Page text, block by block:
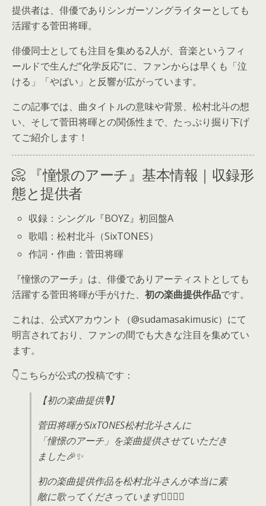
提供者は、俳優でありシンガーソングライターとしても
活躍する菅田将暉。
俳優同士としても注目を集める2人が、音楽というフィ
ールドで生んだ“化学反応”に、ファンからは早くも「泣
ける」「やばい」と反響が広がっています。
この記事では、曲タイトルの意味や背景、松村北斗の想
い、そして菅田将暉との関係性まで、たっぷり掘り下げ
てご紹介します！
📀 『憧憬のアーチ』基本情報｜収録形
態と提供者
収録：シングル『BOYZ』初回盤A
歌唱：松村北斗（SixTONES）
作詞・作曲：菅田将暉
『憧憬のアーチ』は、俳優でありアーティストとしても
活躍する菅田将暉が手がけた、 初の楽曲提供作品です。
これは、公式Xアカウント（@sudamasakimusic）にて
明言されており、ファンの間でも大きな注目を集めてい
ます。
👇こちらが公式の投稿です：
【初の楽曲提供🎙️】
菅田将暉がSixTONES松村北斗さんに
「憧憬のアーチ」を楽曲提供させていただき
ました🎉✨
初の楽曲提供作品を松村北斗さんが本当に素
敵に歌ってくださっています❤️‍🔥❤️‍🔥